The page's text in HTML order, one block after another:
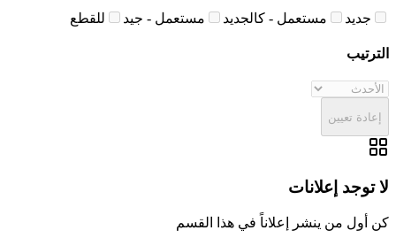
جديد مستعمل - كالجديد مستعمل - جيد للقطع
الترتيب
إعادة تعيين
لا توجد إعلانات
كن أول من ينشر إعلاناً في هذا القسم